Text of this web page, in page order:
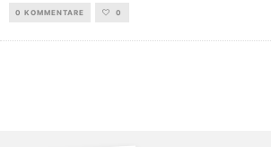
0 KOMMENTARE 0